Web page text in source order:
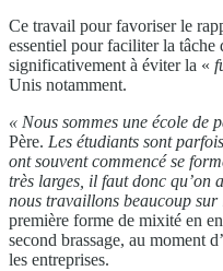
Ce travail pour favoriser le
essentiel pour faciliter la
significativement à éviter la «
Unis notamment.
« Nous sommes une école de
Père. Les étudiants sont
ont souvent commencé se
très larges, il faut donc qu’on
nous travaillons beaucoup
première forme de mixité en
second brassage, au moment
les entreprises.